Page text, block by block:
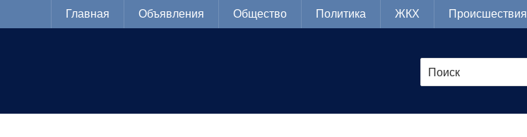
Главная Объявления Общество Политика ЖКХ Происшествия